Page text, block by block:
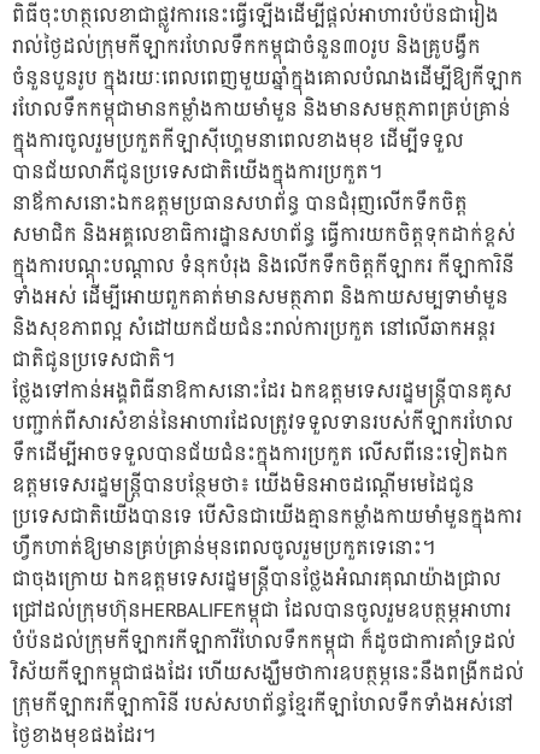
ពិធីចុះហត្ថលេខាជាផ្លូវការនេះធ្វើឡើងដើម្បីផ្តល់អាហារបំប៉នជារៀង
រាល់ថ្ងៃដល់ក្រុមកីឡាករហែលទឹកកម្ពុជាចំនួន៣០រូប និងគ្រូបង្វឹក
ចំនួនបួនរូប ក្នុងរយៈពេលពេញមួយឆ្នាំក្នុងគោលបំណងដើម្បីឱ្យកីឡាក
រហែលទឹកកម្ពុជាមានកម្លាំងកាយមាំមួន និងមានសមត្ថភាពគ្រប់គ្រាន់
ក្នុងការចូលរួមប្រកួតកីឡាស៊ីហ្គេមនាពេលខាងមុខ ដើម្បីទទួល
បានជ័យលាភីជូនប្រទេសជាតិយើងក្នុងការប្រកួត។
នាឪកាសនោះឯកឧត្តមប្រធានសហព័ន្ធ បានជំរុញលើកទឹកចិត្ត
សមាជិក និងអគ្គលេខាធិការដ្ឋានសហព័ន្ធ ធ្វើការយកចិត្តទុកដាក់ខ្ពស់
ក្នុងការបណ្តុះបណ្តាល ទំនុកបំរុង និងលើកទឹកចិត្តកីឡាករ កីឡាការិនី
ទាំងអស់ ដើម្បីអោយពួកគាត់មានសមត្ថភាព និងកាយសម្បទាមាំមួន
និងសុខភាពល្អ សំដៅយកជ័យជំនះរាល់ការប្រកួត នៅលើឆាកអន្តរ
ជាតិជូនប្រទេសជាតិ។
ថ្លែងទៅកាន់អង្គពិធីនាឱកាសនោះដែរ ឯកឧត្តមទេសរដ្ឋមន្ត្រីបានគូស
បញ្ជាក់ពីសារសំខាន់នៃអាហារដែលត្រូវទទួលទានរបស់កីឡាករហែល
ទឹកដើម្បីអាចទទួលបានជ័យជំនះក្នុងការប្រកួត លើសពីនេះទៀតឯក
ឧត្តមទេសរដ្ឋមន្ត្រីបានបន្ថែមថា៖ យើងមិនអាចដណ្តើមមេដៃជូន
ប្រទេសជាតិយើងបានទេ បើសិនជាយើងគ្មានកម្លាំងកាយមាំមួនក្នុងការ
ហ្វឹកហាត់ឱ្យមានគ្រប់គ្រាន់មុនពេលចូលរួមប្រកួតទេនោះ។
ជាចុងក្រោយ ឯកឧត្តមទេសរដ្ឋមន្ត្រីបានថ្លែងអំណរគុណយ៉ាងជ្រាល
ជ្រៅដល់ក្រុមហ៊ុនHERBALIFEកម្ពុជា ដែលបានចូលរួមឧបត្ថម្ភអាហារ
បំប៉នដល់ក្រុមកីឡាករកីឡាការីហែលទឹកកម្ពុជា ក៏ដូចជាការគាំទ្រដល់
វិស័យកីឡាកម្ពុជាផងដែរ ហើយសង្ឃឹមថាការឧបត្ថម្ភនេះនឹងពង្រីកដល់
ក្រុមកីឡាករកីឡាការិនី របស់សហព័ន្ធខ្មែរកីឡាហែលទឹកទាំងអស់នៅ
ថ្ងៃខាងមុខផងដែរ។